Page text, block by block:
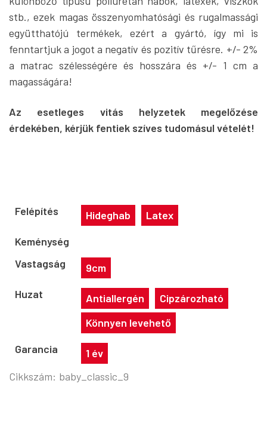
stb., ezek magas összenyomhatósági és rugalmassági
együtthatójú termékek, ezért a gyártó, így mi is
fenntartjuk a jogot a negatív és pozitív tűrésre. +/- 2%
a matrac szélességére és hosszára és +/- 1 cm a
magasságára!
Az esetleges vitás helyzetek megelőzése
érdekében, kérjük fentiek szíves tudomásul vételét!
Felépítés Hideghab
Latex
Keménység
Vastagság
9cm
Huzat
Antiallergén
Cipzározható
Könnyen levehető
Garancia
1 év
Cikkszám: baby_classic_9